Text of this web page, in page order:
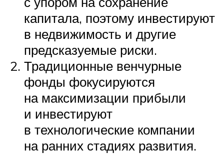
капитала, поэтому инвестируют
в недвижимость и другие
предсказуемые риски.
Традиционные венчурные
фонды фокусируются
на максимизации прибыли
и инвестируют
в технологические компании
на ранних стадиях развития.